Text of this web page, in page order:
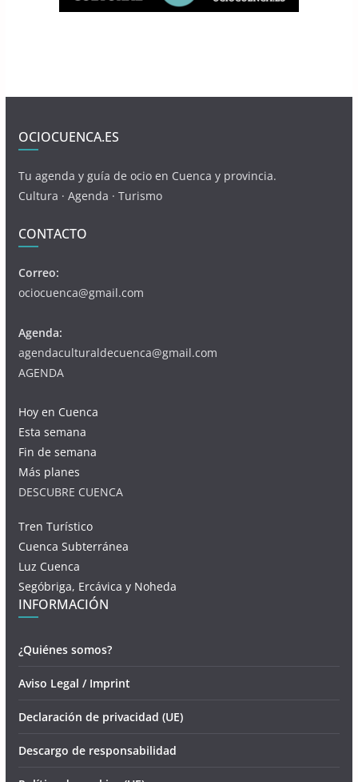
OCIOCUENCA.ES
Tu agenda y guía de ocio en Cuenca y provincia.
Cultura · Agenda · Turismo
CONTACTO
Correo:
ociocuenca@gmail.com
Agenda:
agendaculturaldecuenca@gmail.com
AGENDA
Hoy en Cuenca
Esta semana
Fin de semana
Más planes
DESCUBRE CUENCA
Tren Turístico
Cuenca Subterránea
Luz Cuenca
Segóbriga, Ercávica y Noheda
INFORMACIÓN
¿Quiénes somos?
Aviso Legal / Imprint
Declaración de privacidad (UE)
Descargo de responsabilidad